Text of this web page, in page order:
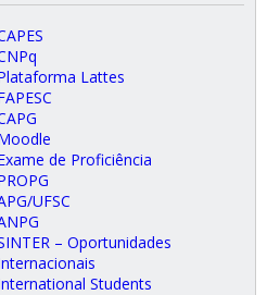
Lattes
de Proficiência
UFSC
– Oportunidades
Students